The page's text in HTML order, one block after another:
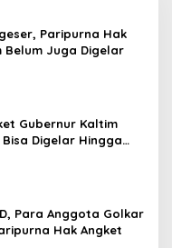
Paripurna Hak
Belum Juga Digelar
Gubernur Kaltim
Digelar Hingga
Para Anggota Golkar
Hak Angket